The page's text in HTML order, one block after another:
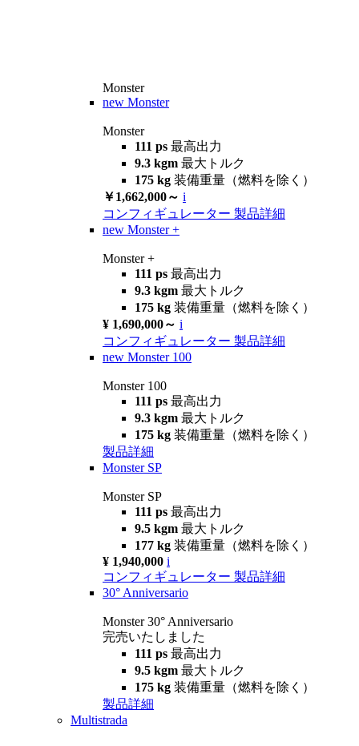
Monster
new Monster
Monster
111 ps 最高出力
9.3 kgm 最大トルク
175 kg 装備重量（燃料を除く）
￥1,662,000～ i
コンフィギュレーター 製品詳細
new Monster +
Monster +
111 ps 最高出力
9.3 kgm 最大トルク
175 kg 装備重量（燃料を除く）
¥ 1,690,000～ i
コンフィギュレーター 製品詳細
new Monster 100
Monster 100
111 ps 最高出力
9.3 kgm 最大トルク
175 kg 装備重量（燃料を除く）
製品詳細
Monster SP
Monster SP
111 ps 最高出力
9.5 kgm 最大トルク
177 kg 装備重量（燃料を除く）
¥ 1,940,000 i
コンフィギュレーター 製品詳細
30° Anniversario
Monster 30° Anniversario
完売いたしました
111 ps 最高出力
9.5 kgm 最大トルク
175 kg 装備重量（燃料を除く）
製品詳細
Multistrada